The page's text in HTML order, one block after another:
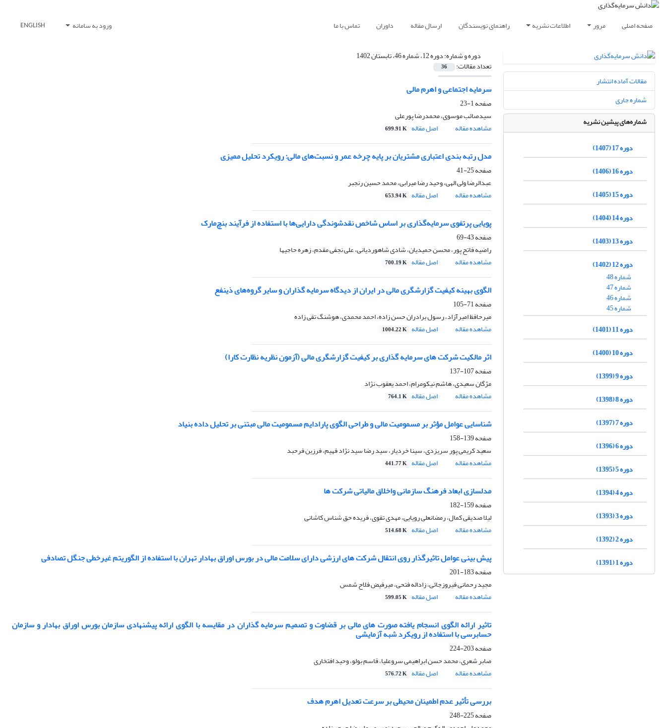
صفحه اصلی مرور اطلاعات نشریه راهنمای نویسندگان ارسال مقاله داوران تماس با ما ورود به سامانه ENGLISH
دوره و شماره:دوره 12، شماره 46، تابستان 1402
تعداد مقالات: 36
سرمایه اجتماعی و اهرم مالی
صفحه1-23
سیدصائب موسوی، محمدرضا پورعلی
مشاهده مقاله
اصل مقاله 699.91 K
مدل رتبه بندی اعتباری مشتریان بر پایه چرخه عمر و نسبت‌های مالی: رویکرد تحلیل ممیزی
صفحه25-41
عبدالرضا ولی الهی، وحید رضا میرابی، محمد حسین رنجبر
مشاهده مقاله
اصل مقاله 653.94 K
پویایی پرتفوی سرمایه‌گذاری بر اساس شاخص نقدشوندگی دارایی‌ها با استفاده از فرآیند ‏بنچ‌مارک
صفحه43-69
راضیه فاتح پور، محسن حمیدیان، شادی شاهوردیانی، علی نجفی مقدم، زهره حاجیها
مشاهده مقاله
اصل مقاله 700.19 K
الگوی بهینه کیفیت گزارشگری مالی در ایران از دیدگاه سرمایه گذاران و سایر گروه‌های ذینفع
صفحه71-105
میرحافظ امیرآزاد، رسول برادران حسن زاده، احمد محمدی، هوشنگ تقی زاده
مشاهده مقاله
اصل مقاله 1004.22 K
اثر مالکیت شرکت های سرمایه گذاری بر کیفیت گزارشگری مالی (آزمون نظریه نظارت کارا)
صفحه107-137
مژگان سعیدی، هاشم نیکومرام، احمد یعقوب نژاد
مشاهده مقاله
اصل مقاله 764.1 K
شناسایی عوامل مؤثر بر مسمومیت مالی و طراحی الگوی پارادایم مسمومیت مالی مبتنی بر تحلیل داده بنیاد
صفحه139-158
سعید کریمی پور سریزدی، سینا خردیار، سید رضا سید نژاد فهیم، فرزین فرحبد
مشاهده مقاله
اصل مقاله 441.77 K
مدلسازی ابعاد فرهنگ سازمانی واخلاق مالیاتی شرکت ها
صفحه159-182
لیلا صدیقی کمال، رمضانعلی رویایی، مهدی تقوی، فریده حق شناس کاشانی
مشاهده مقاله
اصل مقاله 514.68 K
پیش بینی عوامل تاثیرگذار روی انتقال شرکت های ارزشی دارای سلامت مالی در بورس اوراق بهادار تهران با استفاده از الگوریتم غیرخطی جنگل تصادفی
صفحه183-201
مجید رحمانی فیروزجائی، زاداله فتحی، میرفیض فلاح شمس
مشاهده مقاله
اصل مقاله 599.05 K
تاثیر ارائه الگوی انسجام یافته صورت های مالی بر قضاوت و تصمیم سرمایه گذاران در مقایسه با الگوی ارائه پیشنهادی سازمان بورس اوراق بهادار و سازمان
حسابرسی با استفاده از رویکرد شبه آزمایشی
صفحه203-224
صابر شعری، محمد حسن ابراهیمی سروعلیا، قاسم بولو، وحید افتخاری
مشاهده مقاله
اصل مقاله 576.72 K
بررسی تأثیر عدم اطمینان محیطی بر سرعت تعدیل اهرم هدف
صفحه225-248
مقالات آماده انتشار
شماره جاری
شماره‌های پیشین نشریه
دوره 17 (1407)
دوره 16 (1406)
دوره 15 (1405)
دوره 14 (1404)
دوره 13 (1403)
دوره 12 (1402)
شماره 48
شماره 47
شماره 46
شماره 45
دوره 11 (1401)
دوره 10 (1400)
دوره 9 (1399)
دوره 8 (1398)
دوره 7 (1397)
دوره 6 (1396)
دوره 5 (1395)
دوره 4 (1394)
دوره 3 (1393)
دوره 2 (1392)
دوره 1 (1391)